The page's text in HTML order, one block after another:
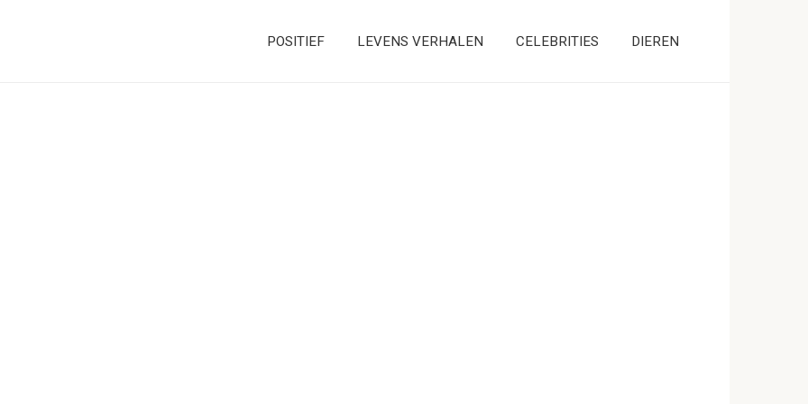
POSITIEF LEVENS VERHALEN CELEBRITIES DIEREN